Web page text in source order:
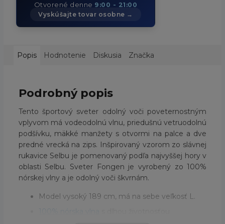
Otvorené denne 9:00 - 21:00
Vyskúšajte tovar osobne →
Popis Hodnotenie Diskusia Značka
Podrobný popis
Tento športový sveter odolný voči poveternostným
vplyvom má vodeodolnú vlnu, priedušnú vetruodolnú
podšívku, mäkké manžety s otvormi na palce a dve
predné vrecká na zips. Inšpirovaný vzorom zo slávnej
rukavice Selbu je pomenovaný podľa najvyššej hory v
oblasti Selbu. Sveter Fongen je vyrobený zo 100%
nórskej vlny a je odolný voči škvrnám.
Model vysoký 189 cm, má na sebe veľkosť L.